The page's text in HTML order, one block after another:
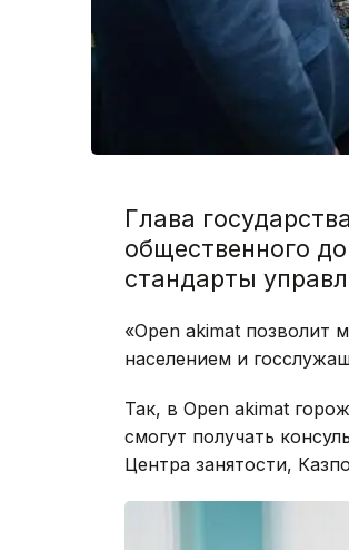
Глава
общественного
стандарты
«Open akimat позволит
населением и
Так, в Open akimat
смогут получать
Центра занятости,